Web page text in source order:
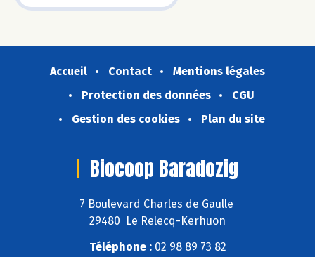
Accueil Contact
Mentions légales
Protection des données
CGU
Gestion des cookies
Plan du site
Biocoop Baradozig
7 Boulevard Charles de Gaulle
29480 Le Relecq-Kerhuon
Téléphone :02 98 89 73 82